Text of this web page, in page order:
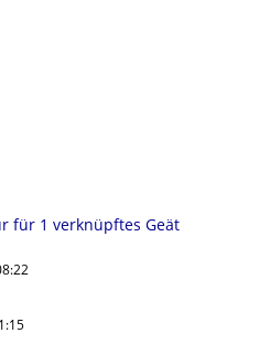
für 1 verknüpftes Geät